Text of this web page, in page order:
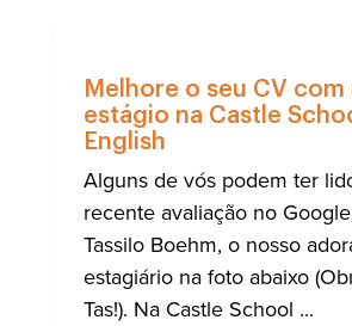
Melhore o seu CV com
estágio na Castle
English
Alguns de vós podem ter
recente avaliação no
Tassilo Boehm, o nosso
estagiário na foto abaixo
Tas!). Na Castle School ...